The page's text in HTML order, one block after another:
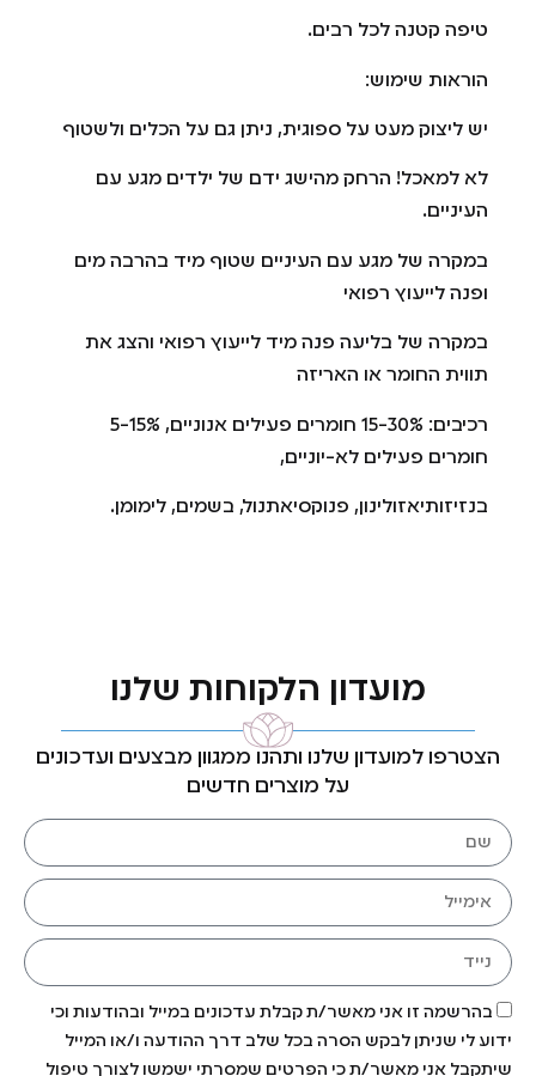
טיפה קטנה לכל רבים.
הוראות שימוש:
יש ליצוק מעט על ספוגית, ניתן גם על הכלים ולשטוף
לא למאכל! הרחק מהישג ידם של ילדים מגע עם
העיניים.
במקרה של מגע עם העיניים שטוף מיד בהרבה מים
ופנה לייעוץ רפואי
במקרה של בליעה פנה מיד לייעוץ רפואי והצג את
תווית החומר או האריזה
רכיבים: 15-30% חומרים פעילים אנוניים, 5-15%
חומרים פעילים לא-יוניים,
בנזיזותיאזולינון, פנוקסיאתנול, בשמים, לימומן.
מועדון הלקוחות שלנו
הצטרפו למועדון שלנו ותהנו ממגוון מבצעים ועדכונים
על מוצרים חדשים
בהרשמה זו אני מאשר/ת קבלת עדכונים במייל ובהודעות וכי
ידוע לי שניתן לבקש הסרה בכל שלב דרך ההודעה ו/או המייל
שיתקבל אני מאשר/ת כי הפרטים שמסרתי ישמשו לצורך טיפול